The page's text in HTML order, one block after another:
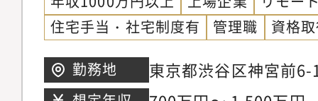
あなただからこその
値を高めます。
ら消費者へのコール
送機能など）が未発
んど進んでいない状
へ広がりの可能性が
つ様々なフェーズで
が可能です。・コー
フェーズになります
住宅手当・社宅制度有
管理職 資格
勤務地 東京都渋谷区神宮前